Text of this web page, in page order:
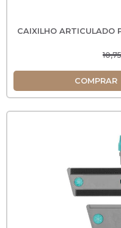
CAIXILHO ARTICULADO
COMPRAR